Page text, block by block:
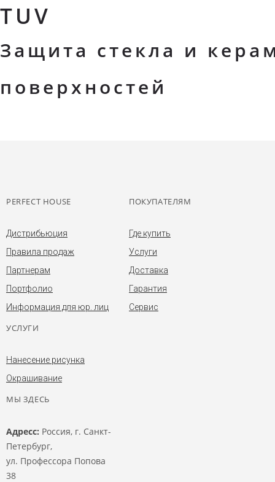
TUV
Защита стекла и
поверхностей
PERFECT HOUSE
Дистрибьюция
Правила продаж
Партнерам
Портфолио
Информация для юр. лиц
ПОКУПАТЕЛЯМ
Где купить
Услуги
Доставка
Гарантия
Сервис
УСЛУГИ
Нанесение рисунка
Окрашивание
МЫ ЗДЕСЬ
Адресс: Россия, г. Санкт-
Петербург,
ул. Профессора Попова
38